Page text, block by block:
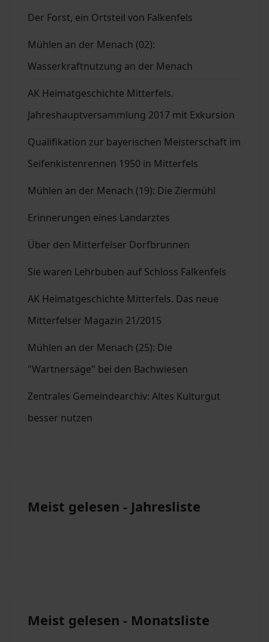
Der Forst, ein Ortsteil von Falkenfels
Mühlen an der Menach (02):
Wasserkraftnutzung an der Menach
AK Heimatgeschichte Mitterfels.
Jahreshauptversammlung 2017 mit Exkursion
Qualifikation zur bayerischen Meisterschaft im
Seifenkistenrennen 1950 in Mitterfels
Mühlen an der Menach (19): Die Ziermühl
Erinnerungen eines Landarztes
Über den Mitterfelser Dorfbrunnen
Sie waren Lehrbuben auf Schloss Falkenfels
AK Heimatgeschichte Mitterfels. Das neue
Mitterfelser Magazin 21/2015
Mühlen an der Menach (25): Die
"Wartnersäge" bei den Bachwiesen
Zentrales Gemeindearchiv: Altes Kulturgut
besser nutzen
Meist gelesen - Jahresliste
Meist gelesen - Monatsliste